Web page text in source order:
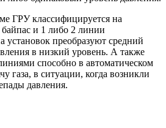
ГРУ классифицируется на
и 1 либо 2 линии
установок преобразуют средний
в низкий уровень. А также
способно в автоматическом
газа, в ситуации, когда возникли
давления.